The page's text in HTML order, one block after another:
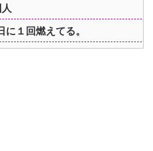
に１回燃えてる。